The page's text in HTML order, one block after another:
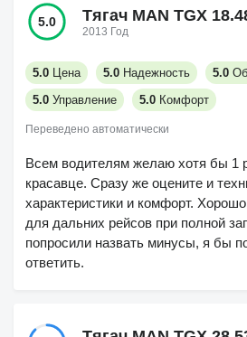
5.0 Тягач MAN TGX
2013 Год
5.0 Цена 5.0 Надежность 5.0
5.0 Управление 5.0 Комфорт
Переведено автоматически
Всем водителям желаю хотя бы 1
красавце. Сразу же оцените и
характеристики и комфорт. Хорошо
для дальних рейсов при полной
попросили назвать минусы, я бы
ответить.